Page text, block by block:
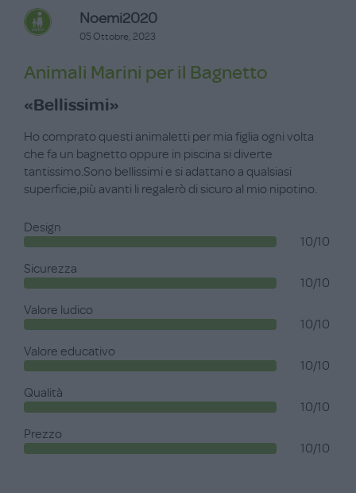
Noemi2020
05 Ottobre, 2023
Animali Marini per il Bagnetto
«Bellissimi»
Ho comprato questi animaletti per mia figlia ogni volta
che fa un bagnetto oppure in piscina si diverte
tantissimo.Sono bellissimi e si adattano a qualsiasi
superficie,più avanti li regalerò di sicuro al mio nipotino.
Design
10/10
Sicurezza
10/10
Valore ludico
10/10
Valore educativo
10/10
Qualità
10/10
Prezzo
10/10